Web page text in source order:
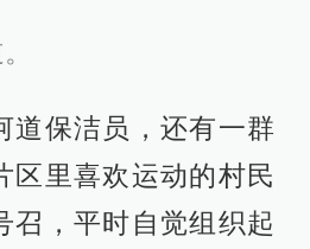
道保洁员，还有一群
区里喜欢运动的村民
召，平时自觉组织起